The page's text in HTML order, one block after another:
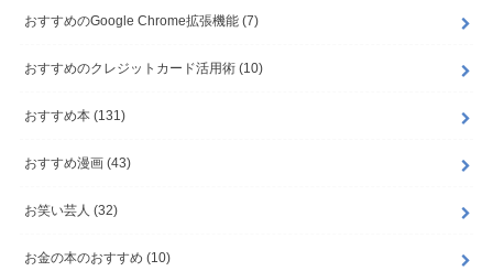
おすすめのGoogle Chrome拡張機能 (7)
おすすめのクレジットカード活用術 (10)
おすすめ本 (131)
おすすめ漫画 (43)
お笑い芸人 (32)
お金の本のおすすめ (10)